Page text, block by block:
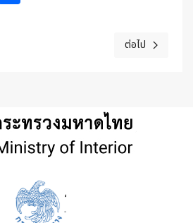
นที่สำรวจโครงการงบจ่ายขาดเงินสะสม ปีงบปร
เนื้อหาถัดไป: วัน
ต่อไป